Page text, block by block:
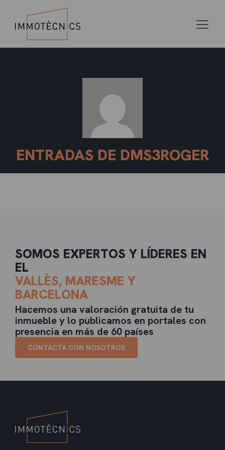
ENTRADAS DE DMS3ROGER
SOMOS EXPERTOS Y LÍDERES EN
EL
VALLÈS, MARESME Y
BARCELONA
Hacemos una valoración gratuita de tu
inmueble y lo publicamos en portales con
presencia en más de 60 países
CONTACTA CON NOSOTROS